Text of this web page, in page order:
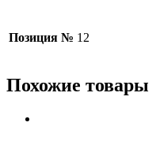
Позиция № 12
Похожие товары